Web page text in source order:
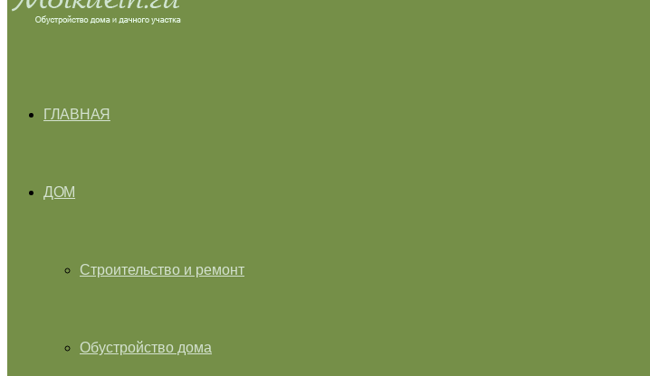
ГЛАВНАЯ
ДОМ
Строительство и ремонт
Обустройство дома